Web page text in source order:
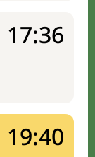
17:36
19:40